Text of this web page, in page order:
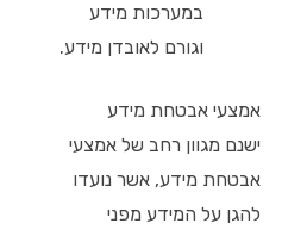
במערכות מידע
וגורם לאובדן מידע.
אמצעי אבטחת מידע
ישנם מגוון רחב של אמצעי
אבטחת מידע, אשר נועדו
להגן על המידע מפני